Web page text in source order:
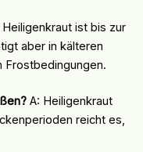
ist bis zur
aber in kälteren
Frostbedingungen.
A: Heiligenkraut
reicht es,